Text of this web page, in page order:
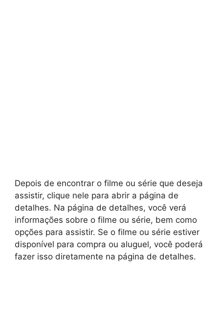
Depois de encontrar o filme ou série que deseja
assistir, clique nele para abrir a página de
detalhes. Na página de detalhes, você verá
informações sobre o filme ou série, bem como
opções para assistir. Se o filme ou série estiver
disponível para compra ou aluguel, você poderá
fazer isso diretamente na página de detalhes.